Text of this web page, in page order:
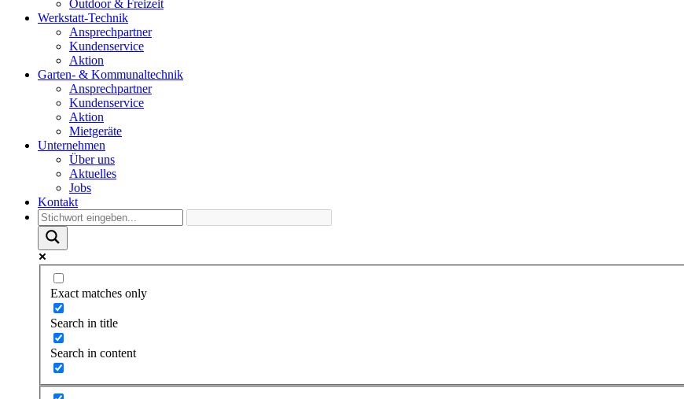
Outdoor & Freizeit
Werkstatt-Technik
Ansprechpartner
Kundenservice
Aktion
Garten- & Kommunaltechnik
Ansprechpartner
Kundenservice
Aktion
Mietgeräte
Unternehmen
Über uns
Aktuelles
Jobs
Kontakt
Exact matches only
Search in title
Search in content